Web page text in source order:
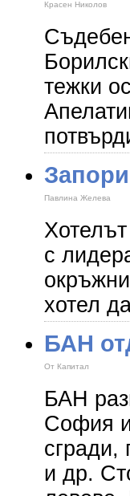
Красен Николов
тежки
Павлина Желева
с
хотел
БАН
От Капитал
БАН
София
сгради,
и др.